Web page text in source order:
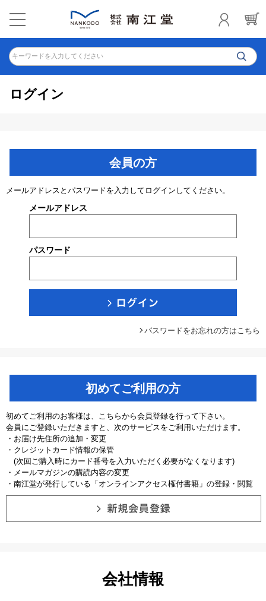
キーワードを入力してください
ログイン
会員の方
メールアドレスとパスワードを入力してログインしてください。
メールアドレス
パスワード
パスワードをお忘れの方はこちら
初めてご利用の方
初めてご利用のお客様は、こちらから会員登録を行って下さい。
会員にご登録いただきますと、次のサービスをご利用いただけます。
・お届け先住所の追加・変更
・クレジットカード情報の保管
(次回ご購入時にカード番号を入力いただく必要がなくなります)
・メールマガジンの購読内容の変更
・南江堂が発行している「オンラインアクセス権付書籍」の登録・閲覧
会社情報